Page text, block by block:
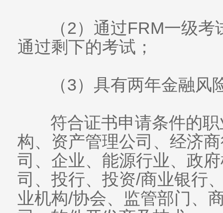
（2）通过FRM一级考
通过剩下的考试；
（3）具有两年金融风
符合证书申请条件的职
构、资产管理公司、经济
司、企业、能源行业、政
司、投行、投资/商业银行
业机构/协会、监管部门、